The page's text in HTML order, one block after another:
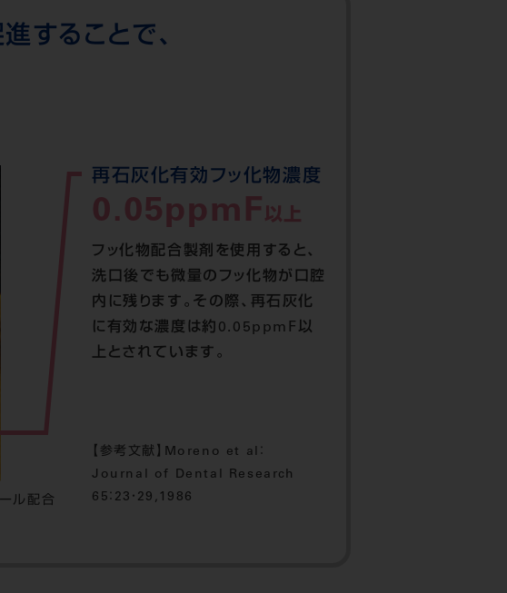
することで、
ル配合
再石灰化有効フッ化物濃度
0.05ppmF 以上
フッ化物配合製剤を使用すると、
洗口後でも微量のフッ化物が口腔
内に残ります。その際、再石灰化
に有効な濃度は約0.05ppmF以
上とされています。
【参考文献】Moreno et al：
Journal of Dental Research
65：23・29,1986